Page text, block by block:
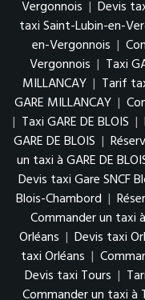
Vergonnois | Devis
taxi Saint-Lubin-en-
en-Vergonnois |
Vergonnois | Taxi
MILLANCAY | Tarif
GARE MILLANCAY |
| Taxi GARE DE BLOIS |
GARE DE BLOIS |
un taxi à GARE DE
Devis taxi Gare SNCF
Blois-Chambord |
Commander un taxi
Orléans | Devis taxi
taxi Orléans |
Devis taxi Tours |
Commander un taxi à